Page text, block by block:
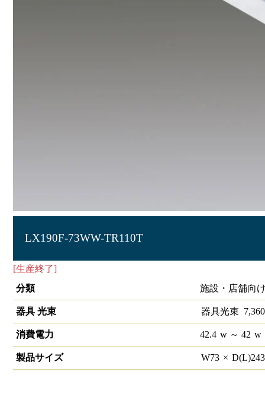
LX190F-73WW-TR110T
[生産終了]
分類
施設・店舗向
器具 光束 器具光束 7,360
消費電力 42.4 w～ 42 w
製品サイズ W73 × D(L)